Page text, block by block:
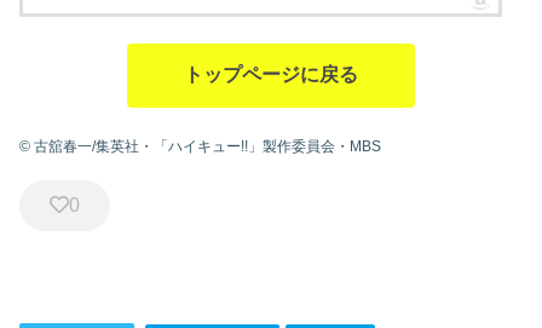
トップページに戻る
© 古舘春一/集英社・「ハイキュー!!」製作委員会・MBS
0